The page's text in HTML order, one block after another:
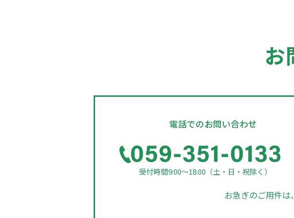
お
電話でのお問い合わせ
受付時間9:00～18:00 （土・日・祝除く）
お急ぎのご用件は